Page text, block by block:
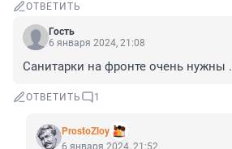
ОТВЕТИТЬ
Гость
6 января 2024, 21:08
Санитарки на фронте очень нужны .
ОТВЕТИТЬ 1
ProstoZloy
6 января 2024, 21:52